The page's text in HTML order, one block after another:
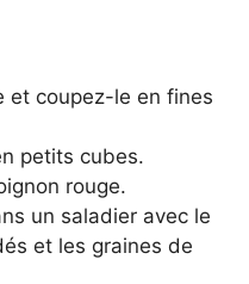
et coupez-le en fines
petits cubes.
rouge.
un saladier avec le
et les graines de